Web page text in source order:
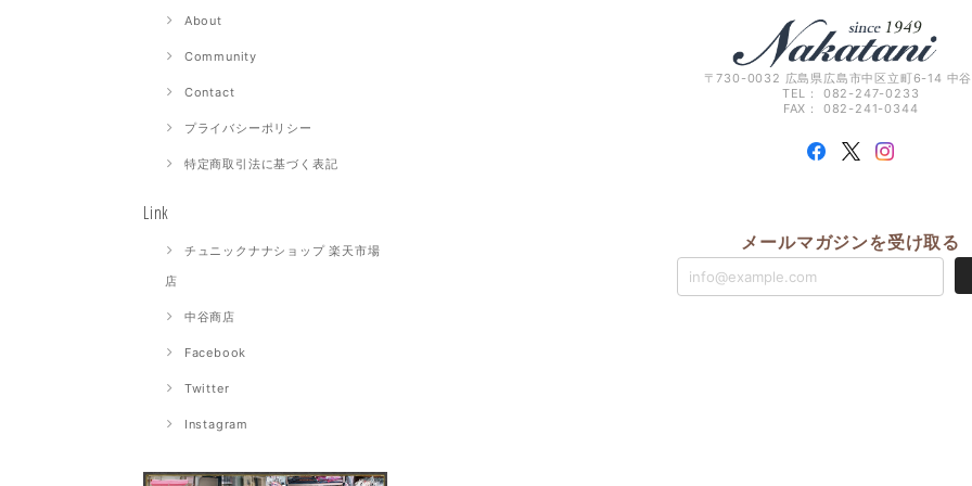
About
Community
Contact
プライバシーポリシー
特定商取引法に基づく表記
Link
チュニックナナショップ 楽天市場
店
中谷商店
Facebook
Twitter
Instagram
〒730-0032 広島県広島市中区立町6-14 中
TEL： 082-247-0233
FAX： 082-241-0344
メールマガジンを受け取る